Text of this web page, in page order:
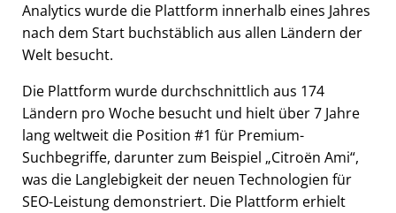
Analytics wurde die Plattform innerhalb eines Jahres
nach dem Start buchstäblich aus allen Ländern der
Welt besucht.
Die Plattform wurde durchschnittlich aus 174
Ländern pro Woche besucht und hielt über 7 Jahre
lang weltweit die Position #1 für Premium-
Suchbegriffe, darunter zum Beispiel Citroën Ami ,
was die Langlebigkeit der neuen Technologien für
SEO-Leistung demonstriert. Die Plattform erhielt